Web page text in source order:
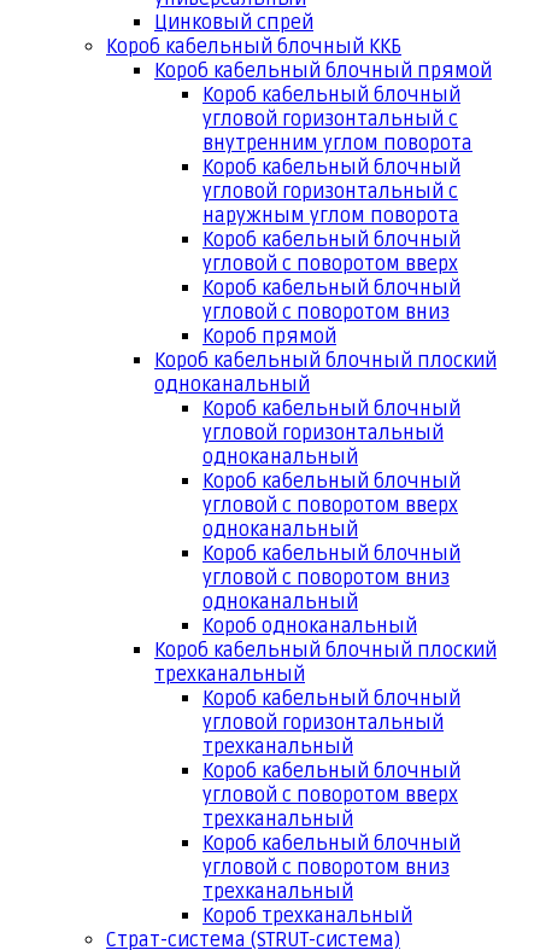
Цинковый спрей
Короб кабельный блочный ККБ
Короб кабельный блочный прямой
Короб кабельный блочный
угловой горизонтальный с
внутренним углом поворота
Короб кабельный блочный
угловой горизонтальный с
наружным углом поворота
Короб кабельный блочный
угловой с поворотом вверх
Короб кабельный блочный
угловой с поворотом вниз
Короб прямой
Короб кабельный блочный плоский
одноканальный
Короб кабельный блочный
угловой горизонтальный
одноканальный
Короб кабельный блочный
угловой с поворотом вверх
одноканальный
Короб кабельный блочный
угловой с поворотом вниз
одноканальный
Короб одноканальный
Короб кабельный блочный плоский
трехканальный
Короб кабельный блочный
угловой горизонтальный
трехканальный
Короб кабельный блочный
угловой с поворотом вверх
трехканальный
Короб кабельный блочный
угловой с поворотом вниз
трехканальный
Короб трехканальный
Страт-система (STRUT-система)